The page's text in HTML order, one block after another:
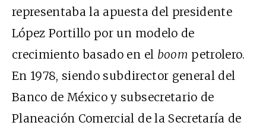
representaba la apuesta del presidente
López Portillo por un modelo de
crecimiento basado en el boom petrolero.
En 1978, siendo subdirector general del
Banco de México y subsecretario de
Planeación Comercial de la Secretaría de